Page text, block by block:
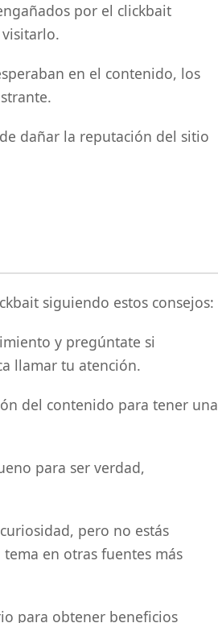
por el clickbait
en el contenido, los
dañar la reputación del sitio
siguiendo estos consejos:
y pregúntate si
llamar tu atención.
del contenido para tener una
para ser verdad,
pero no estás
en otras fuentes más
para obtener beneficios